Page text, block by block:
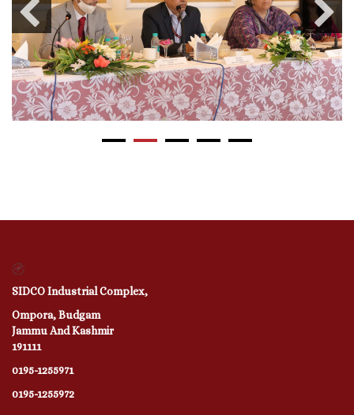
SIDCO Industrial Complex,
Ompora, Budgam
Jammu And Kashmir
191111
0195-1255971
0195-1255972